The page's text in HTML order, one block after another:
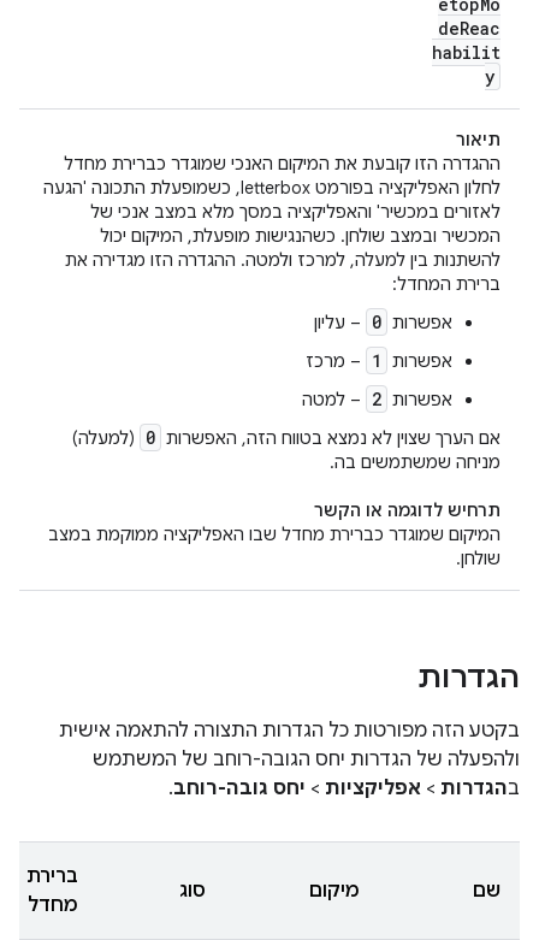
deReac
habilit
y
תיאור
ההגדרה הזו קובעת את המיקום האנכי שמוגדר כברירת מחדל
לחלון האפליקציה בפורמט letterbox, כשמופעלת התכונה 'הגעה
לאזורים במכשיר' והאפליקציה במסך מלא במצב אנכי של
המכשיר ובמצב שולחן. כשהנגישות מופעלת, המיקום יכול
להשתנות בין למעלה, למרכז ולמטה. ההגדרה הזו מגדירה את
ברירת המחדל:
אפשרות 0
– עליון
אפשרות
1
– מרכז
אפשרות 2
– למטה
אם הערך שצוין לא נמצא בטווח הזה, האפשרות 0
(למעלה)
מניחה שמשתמשים בה.
תרחיש לדוגמה או הקשר
המיקום שמוגדר כברירת מחדל שבו האפליקציה ממוקמת במצב
שולחן.
הגדרות
בקטע הזה מפורטות כל הגדרות התצורה להתאמה אישית
ולהפעלה של הגדרות יחס הגובה-רוחב של המשתמש
בהגדרות > אפליקציות > יחס גובה-רוחב.
שם מיקום סוג
ברירת
מחדל